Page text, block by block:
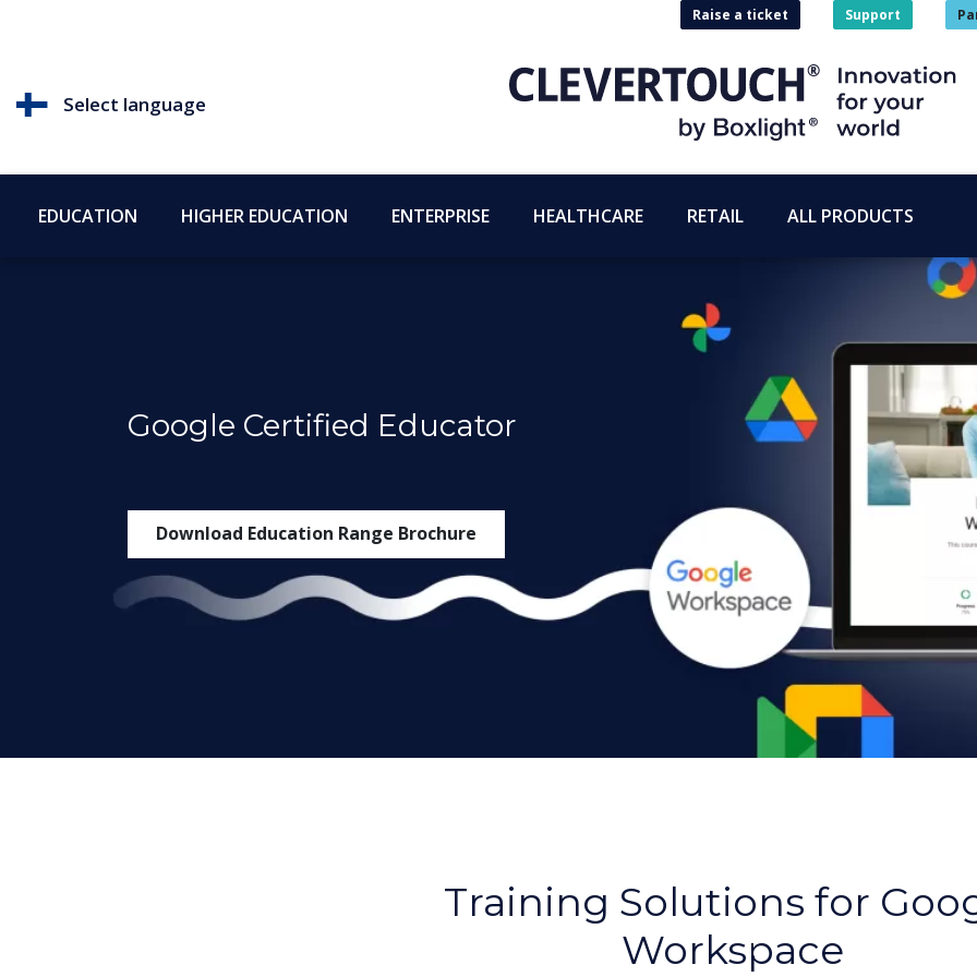
Select language
Raise a ticket Support
EDUCATION HIGHER EDUCATION ENTERPRISE HEALTHCARE RETAIL ALL PRODUCTS
Google Certified Educator
Download Education Range Brochure
Training Solutions for
Workspace